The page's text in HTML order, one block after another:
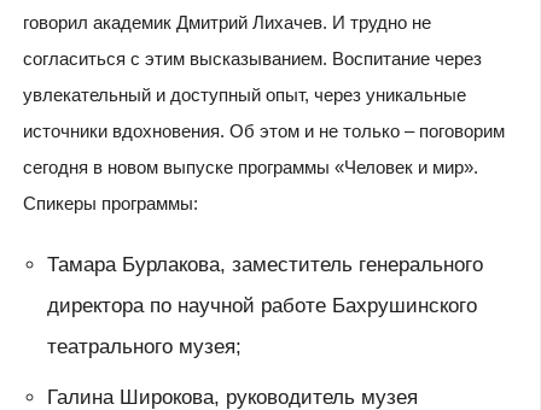
говорил академик Дмитрий Лихачев. И трудно не
согласиться с этим высказыванием. Воспитание через
увлекательный и доступный опыт, через уникальные
источники вдохновения. Об этом и не только – поговорим
сегодня в новом выпуске программы «Человек и мир».
Спикеры программы:
Тамара Бурлакова, заместитель генерального
директора по научной работе Бахрушинского
театрального музея;
Галина Широкова, руководитель музея